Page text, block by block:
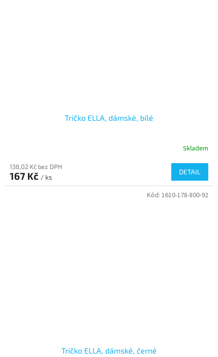
Tričko ELLA, dámské, bílé
Skladem
138,02 Kč bez DPH
167 Kč / ks
DETAIL
Tričko ELLA, dámské, černé
Kód: 1610-178-800-92